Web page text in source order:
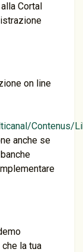
Cortal
on line
Contenus/
anche se
la tua